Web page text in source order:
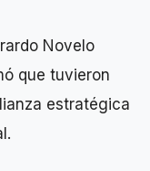
Novelo
que tuvieron
estratégica